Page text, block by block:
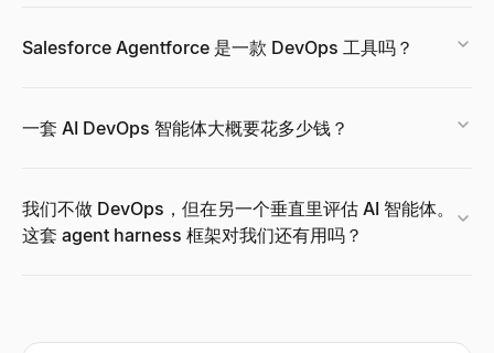
Salesforce Agentforce 是一款 DevOps 工具吗？
一套 AI DevOps 智能体大概要花多少钱？
我们不做 DevOps，但在另一个垂直里评估 AI 智能体。
这套 agent harness 框架对我们还有用吗？